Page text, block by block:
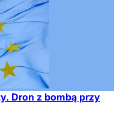
Dron z bombą przy